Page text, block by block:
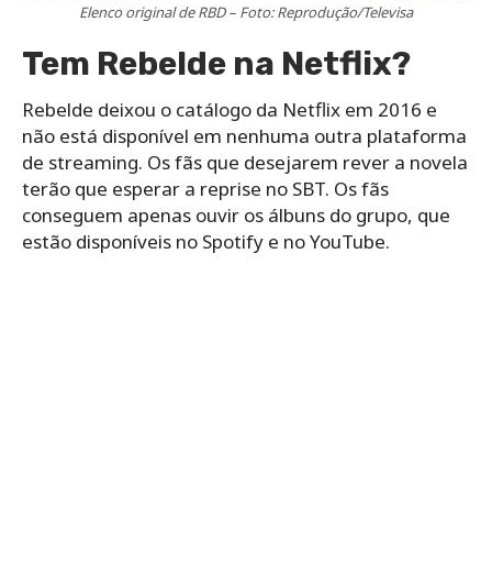
Elenco original de RBD – Foto: Reprodução/Televisa
Tem Rebelde na Netflix?
Rebelde deixou o catálogo da Netflix em 2016 e
não está disponível em nenhuma outra plataforma
de streaming. Os fãs que desejarem rever a novela
terão que esperar a reprise no SBT. Os fãs
conseguem apenas ouvir os álbuns do grupo, que
estão disponíveis no Spotify e no YouTube.